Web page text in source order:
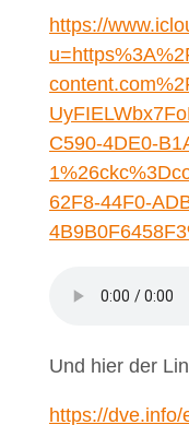
https://
C590-4DE0-
62F8-44F0-
Und hier der
https://